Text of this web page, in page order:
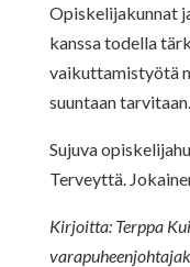
Opiskelijakunnat
kanssa todella
vaikuttamistyötä
suuntaan tarvitaan.
Sujuva
Terveyttä.
Kirjoitta: Terppa